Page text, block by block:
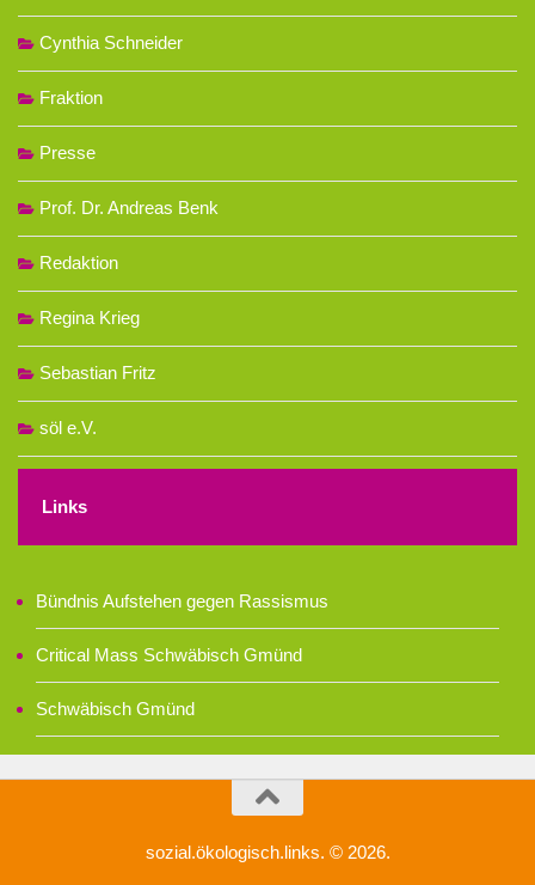
Cynthia Schneider
Fraktion
Presse
Prof. Dr. Andreas Benk
Redaktion
Regina Krieg
Sebastian Fritz
söl e.V.
Links
Bündnis Aufstehen gegen Rassismus
Critical Mass Schwäbisch Gmünd
Schwäbisch Gmünd
sozial.ökologisch.links. © 2026.